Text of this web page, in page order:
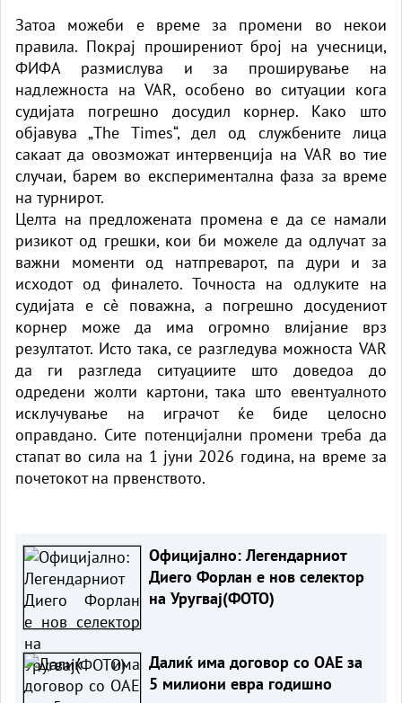
Затоа можеби е време за промени во некои
правила. Покрај проширениот број на учесници,
ФИФА размислува и за проширување на
надлежноста на VAR, особено во ситуации кога
судијата погрешно досудил корнер. Како што
објавува „The Times“, дел од службените лица
сакаат да овозможат интервенција на VAR во тие
случаи, барем во експериментална фаза за време
на турнирот.
Целта на предложената промена е да се намали
ризикот од грешки, кои би можеле да одлучат за
важни моменти од натпреварот, па дури и за
исходот од финалето. Точноста на одлуките на
судијата е сè поважна, а погрешно досудениот
корнер може да има огромно влијание врз
резултатот. Исто така, се разгледува можноста VAR
да ги разгледа ситуациите што доведоа до
одредени жолти картони, така што евентуалното
исклучување на играчот ќе биде целосно
оправдано. Сите потенцијални промени треба да
стапат во сила на 1 јуни 2026 година, на време за
почетокот на првенството.
Официјално: Легендарниот
Диего Форлан е нов селектор
на Уругвај(ФОТО)
Далиќ има договор со ОАЕ за
5 милиони евра годишно